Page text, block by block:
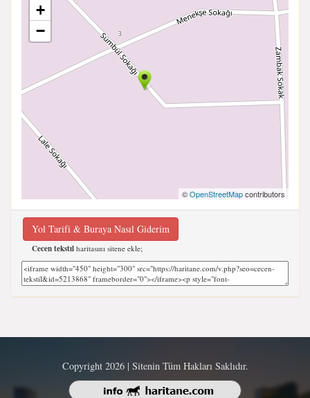
+
−
©OpenStreetMapcontributors
Yol Tarifi & Buraya Nasıl Giderim
Cecen tekstıl haritasını sitene ekle;
Copyright 2026 | Sitenin Tüm Hakları Saklıdır.